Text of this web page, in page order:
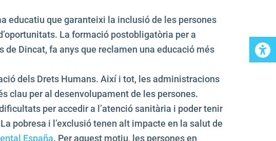
educatiu que garanteixi la inclusió de les persones
La formació postobligatòria per a
Dincat, fa anys que reclamen una educació més
dels Drets Humans. Així i tot, les administracions
clau per al desenvolupament de les persones.
per accedir a l’atenció sanitària i poder tenir
pobresa i l’exclusió tenen alt impacte en la salut de
España. Per aquest motiu, les persones en